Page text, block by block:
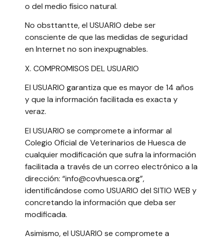
o del medio físico natural.
No obsttantte, el USUARIO debe ser
consciente de que las medidas de seguridad
en Internet no son inexpugnables.
X. COMPROMISOS DEL USUARIO
El USUARIO garantiza que es mayor de 14 años
y que la información facilitada es exacta y
veraz.
El USUARIO se compromete a informar al
Colegio Oficial de Veterinarios de Huesca de
cualquier modificación que sufra la información
facilitada a través de un correo electrónico a la
dirección: “info@covhuesca.org”,
identificándose como USUARIO del SITIO WEB y
concretando la información que deba ser
modificada.
Asimismo, el USUARIO se compromete a